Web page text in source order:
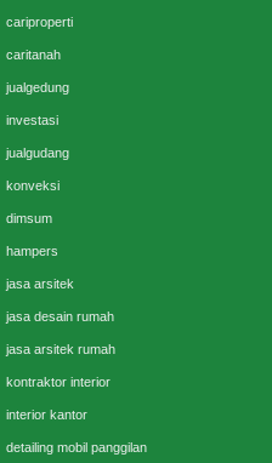
cariproperti
caritanah
jualgedung
investasi
jualgudang
konveksi
dimsum
hampers
jasa arsitek
jasa desain rumah
jasa arsitek rumah
kontraktor interior
interior kantor
detailing mobil panggilan